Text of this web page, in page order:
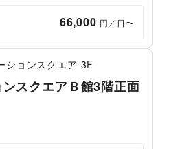
66,000 円／日〜
ションスクエア 3F
スクエアＢ館3階正面